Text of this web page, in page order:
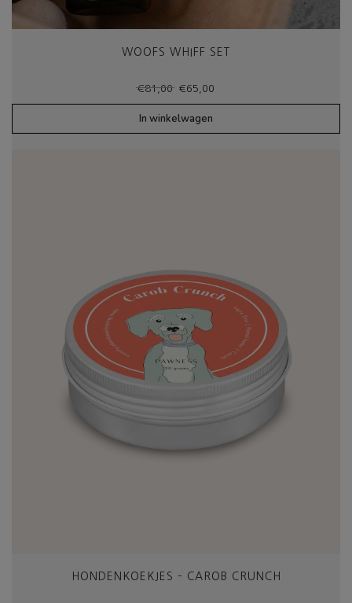
WOOFS WHIFF SET
€81,00
Oorspronkelijke
prijs
was:
€81,00.
€65,00
prijs
€65,00.
In winkelwagen
HONDENKOEKJES – CAROB CRUNCH